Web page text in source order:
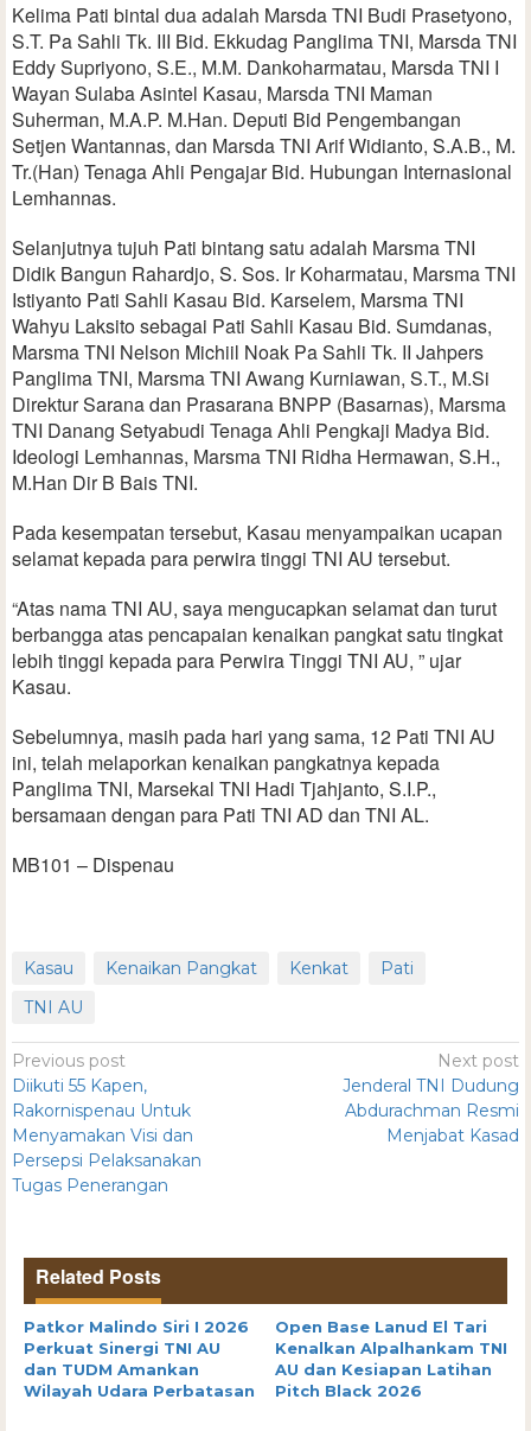
Kelima Pati bintal dua adalah Marsda TNI Budi Prasetyono,
S.T. Pa Sahli Tk. III Bid. Ekkudag Panglima TNI, Marsda TNI
Eddy Supriyono, S.E., M.M. Dankoharmatau, Marsda TNI I
Wayan Sulaba Asintel Kasau, Marsda TNI Maman
Suherman, M.A.P. M.Han. Deputi Bid Pengembangan
Setjen Wantannas, dan Marsda TNI Arif Widianto, S.A.B., M.
Tr.(Han) Tenaga Ahli Pengajar Bid. Hubungan Internasional
Lemhannas.
Selanjutnya tujuh Pati bintang satu adalah Marsma TNI
Didik Bangun Rahardjo, S. Sos. Ir Koharmatau, Marsma TNI
Istiyanto Pati Sahli Kasau Bid. Karselem, Marsma TNI
Wahyu Laksito sebagai Pati Sahli Kasau Bid. Sumdanas,
Marsma TNI Nelson Michiil Noak Pa Sahli Tk. II Jahpers
Panglima TNI, Marsma TNI Awang Kurniawan, S.T., M.Si
Direktur Sarana dan Prasarana BNPP (Basarnas), Marsma
TNI Danang Setyabudi Tenaga Ahli Pengkaji Madya Bid.
Ideologi Lemhannas, Marsma TNI Ridha Hermawan, S.H.,
M.Han Dir B Bais TNI.
Pada kesempatan tersebut, Kasau menyampaikan ucapan
selamat kepada para perwira tinggi TNI AU tersebut.
“Atas nama TNI AU, saya mengucapkan selamat dan turut
berbangga atas pencapaian kenaikan pangkat satu tingkat
lebih tinggi kepada para Perwira Tinggi TNI AU, ” ujar
Kasau.
Sebelumnya, masih pada hari yang sama, 12 Pati TNI AU
ini, telah melaporkan kenaikan pangkatnya kepada
Panglima TNI, Marsekal TNI Hadi Tjahjanto, S.I.P.,
bersamaan dengan para Pati TNI AD dan TNI AL.
MB101 – Dispenau
Kasau Kenaikan Pangkat Kenkat
Pati
TNI AU
Previous post
Diikuti 55 Kapen,
Rakornispenau Untuk
Menyamakan Visi dan
Persepsi Pelaksanakan
Tugas Penerangan
Next post
Jenderal TNI Dudung
Abdurachman Resmi
Menjabat Kasad
Related Posts
Patkor Malindo Siri I 2026
Perkuat Sinergi TNI AU
dan TUDM Amankan
Wilayah Udara Perbatasan
Open Base Lanud El Tari
Kenalkan Alpalhankam TNI
AU dan Kesiapan Latihan
Pitch Black 2026